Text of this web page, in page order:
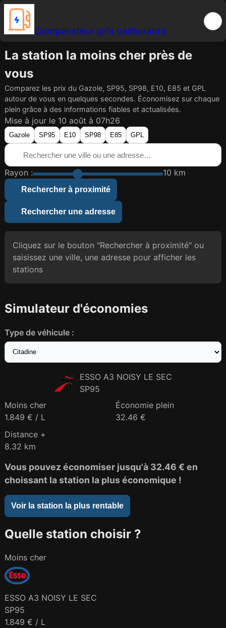
Comparateur prix carburants
La station la moins cher près de
vous
Comparez les prix du Gazole, SP95, SP98, E10, E85 et GPL
autour de vous en quelques secondes. Économisez sur chaque
plein grâce à des informations fiables et actualisées.
Mise à jour le 10 août à 07h26
Gazole SP95 E10 SP98 E85 GPL
Rayon : 10 km
Rechercher à proximité
Rechercher une adresse
Cliquez sur le bouton "Rechercher à proximité" ou
saisissez une ville, une adresse pour afficher les
stations
Simulateur d'économies
Type de véhicule :
ESSO A3 NOISY LE SEC
SP95
Moins cher
1.849 € / L
Économie plein
32.46 €
Distance +
8.32 km
Vous pouvez économiser jusqu'à 32.46 € en
choissant la station la plus économique !
Voir la station la plus rentable
Quelle station choisir ?
Moins cher
ESSO A3 NOISY LE SEC
SP95
1.849 € / L